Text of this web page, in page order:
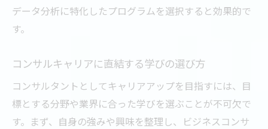
データ分析に特化したプログラムを選択すると効果的で
す。
コンサルキャリアに直結する学びの選び方
コンサルタントとしてキャリアアップを目指すには、目
標とする分野や業界に合った学びを選ぶことが不可欠で
す。まず、自身の強みや興味を整理し、ビジネスコンサ